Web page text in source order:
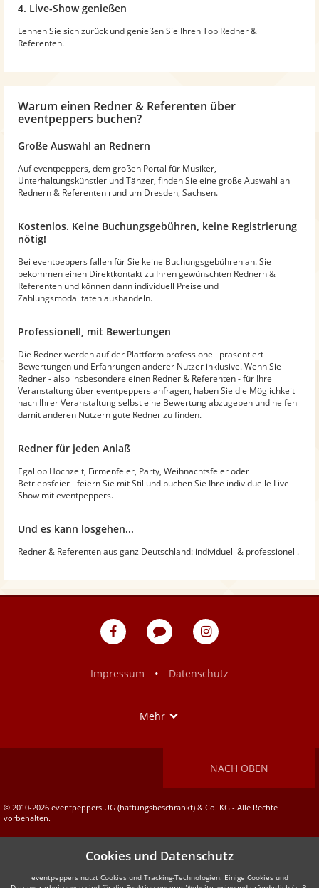
4. Live-Show genießen
Lehnen Sie sich zurück und genießen Sie Ihren Top Redner &
Referenten.
Warum einen Redner & Referenten über
eventpeppers buchen?
Große Auswahl an Rednern
Auf eventpeppers, dem großen Portal für Musiker,
Unterhaltungskünstler und Tänzer, finden Sie eine große Auswahl an
Rednern & Referenten rund um Dresden, Sachsen.
Kostenlos. Keine Buchungsgebühren, keine Registrierung
nötig!
Bei eventpeppers fallen für Sie keine Buchungsgebühren an. Sie
bekommen einen Direktkontakt zu Ihren gewünschten Rednern &
Referenten und können dann individuell Preise und
Zahlungsmodalitäten aushandeln.
Professionell, mit Bewertungen
Die Redner werden auf der Plattform professionell präsentiert -
Bewertungen und Erfahrungen anderer Nutzer inklusive. Wenn Sie
Redner - also insbesondere einen Redner & Referenten - für Ihre
Veranstaltung über eventpeppers anfragen, haben Sie die Möglichkeit
nach Ihrer Veranstaltung selbst eine Bewertung abzugeben und helfen
damit anderen Nutzern gute Redner zu finden.
Redner für jeden Anlaß
Egal ob Hochzeit, Firmenfeier, Party, Weihnachtsfeier oder
Betriebsfeier - feiern Sie mit Stil und buchen Sie Ihre individuelle Live-
Show mit eventpeppers.
Und es kann losgehen...
Redner & Referenten aus ganz Deutschland: individuell & professionell.
eventpeppers
Blog
eventpeppers
Impressum
• Datenschutz
Mehr
NACH OBEN
© 2010-2026 eventpeppers UG (haftungsbeschränkt) & Co. KG - Alle Rechte
vorbehalten.
Cookies und Datenschutz
eventpeppers nutzt Cookies und Tracking-Technologien. Einige Cookies und